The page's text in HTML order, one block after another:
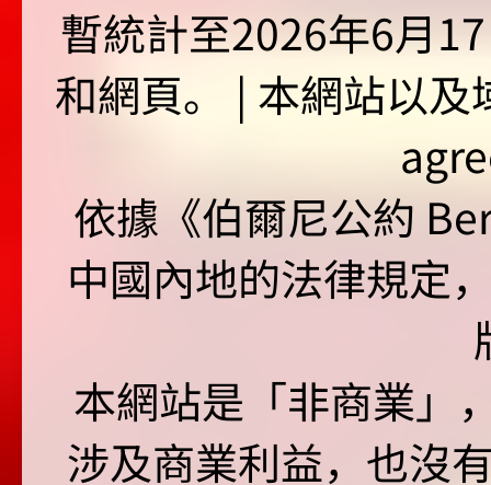
暫統計至2026年6月
和網頁。 | 本網站以
依據《伯爾尼公約
中國內地的法律規定
本網站是「非商業
涉及商業利益，也沒